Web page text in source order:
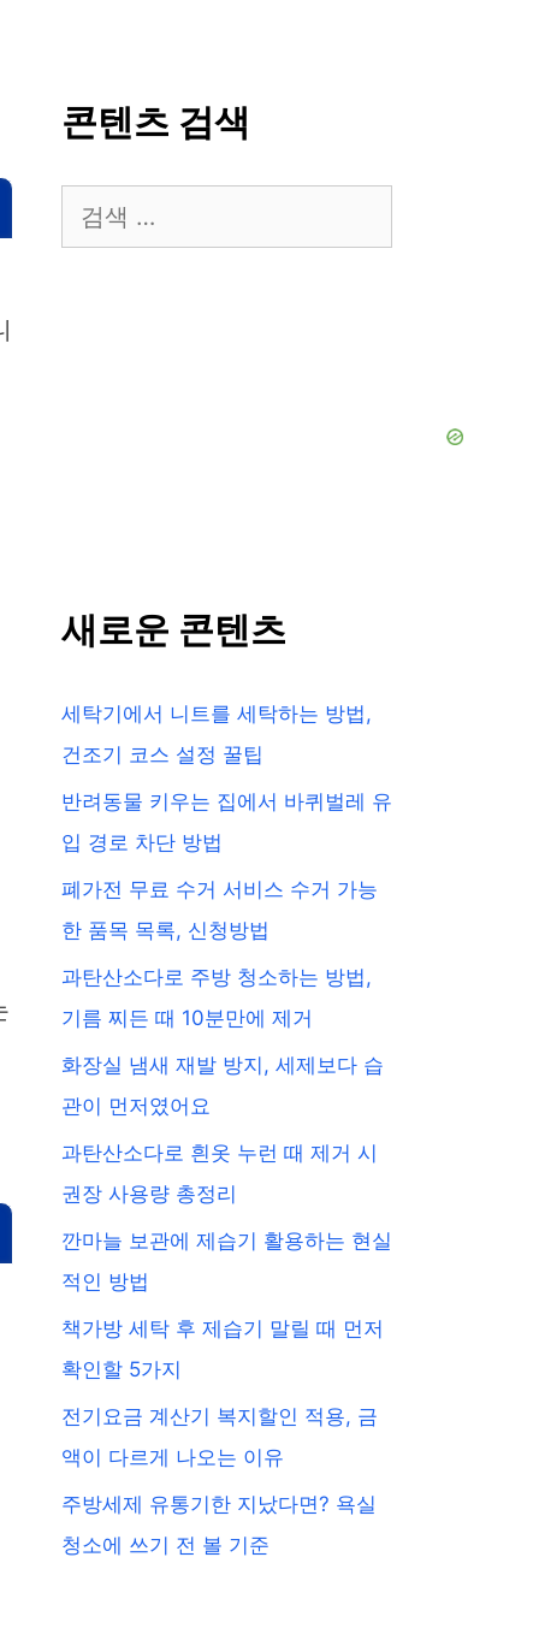
콘텐츠 검색
색:
새로운 콘텐츠
세탁기에서 니트를 세탁하는 방법,
건조기 코스 설정 꿀팁
반려동물 키우는 집에서 바퀴벌레 유
입 경로 차단 방법
폐가전 무료 수거 서비스 수거 가능
한 품목 목록, 신청방법
과탄산소다로 주방 청소하는 방법,
기름 찌든 때 10분만에 제거
화장실 냄새 재발 방지, 세제보다 습
관이 먼저였어요
과탄산소다로 흰옷 누런 때 제거 시
권장 사용량 총정리
깐마늘 보관에 제습기 활용하는 현실
적인 방법
책가방 세탁 후 제습기 말릴 때 먼저
확인할 5가지
전기요금 계산기 복지할인 적용, 금
액이 다르게 나오는 이유
주방세제 유통기한 지났다면? 욕실
청소에 쓰기 전 볼 기준